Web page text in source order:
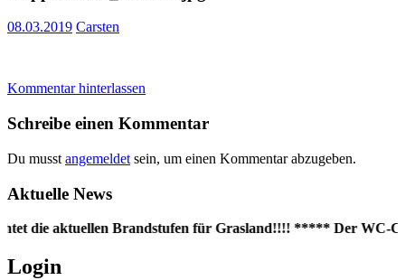
08.03.2019 Carsten
Kommentar hinterlassen
Schreibe einen Kommentar
Du musst angemeldet sein, um einen Kommentar abzugeben.
Aktuelle News
die aktuellen Brandstufen für Grasland!!!! ***** Der WC-
Login